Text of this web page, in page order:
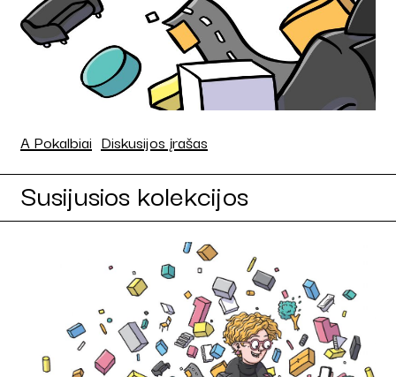
A Pokalbiai Diskusijos įrašas
Susijusios kolekcijos